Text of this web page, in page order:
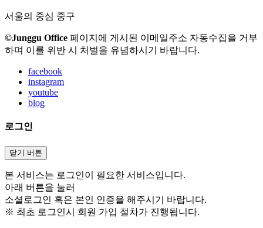
서울의 중심 중구
©Junggu Office 페이지에 게시된 이메일주소 자동수집을 거부
하며 이를 위반 시 처벌을 유념하시기 바랍니다.
facebook
instagram
youtube
blog
로그인
닫기 버튼
본 서비스는 로그인이 필요한 서비스입니다.
아래 버튼을 눌러
소셜로그인 혹은 본인 인증을 해주시기 바랍니다.
※ 최초 로그인시 회원 가입 절차가 진행됩니다.